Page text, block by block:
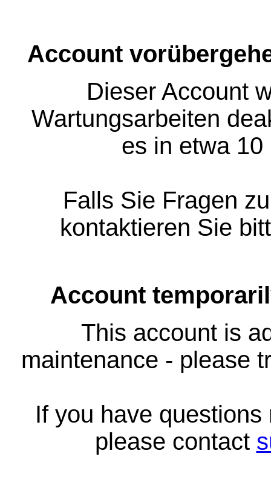
Account
Dieser Account
Wartungsarbeiten
es in etwa
Falls Sie Fragen
kontaktieren Sie
Account
This account is
maintenance - please
If you have
please contact